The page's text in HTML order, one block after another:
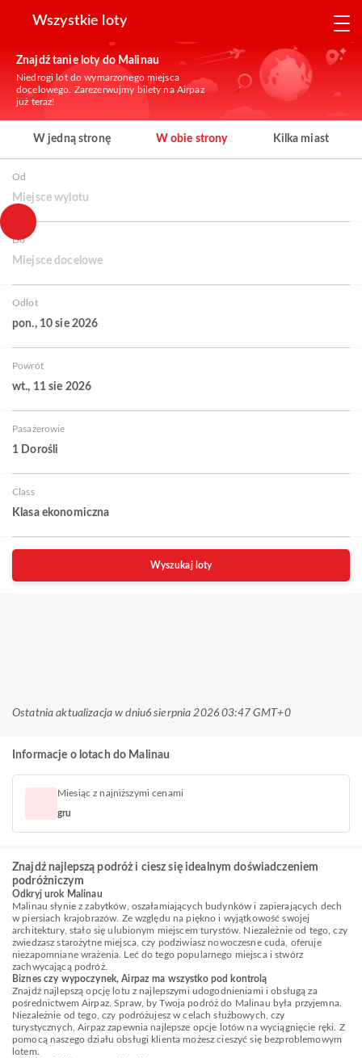
Wszystkie loty
Znajdź tanie loty do Malinau
Niedrogi lot do wymarzonego miejsca
docelowego. Zarezerwujmy bilety na Airpaz
już teraz!
W jedną stronę W obie strony Kilka miast
Od
Miejsce wylotu
Do
Miejsce docelowe
Odlot
pon., 10 sie 2026
Powrót
wt., 11 sie 2026
Pasażerowie
1 Dorośli
Class
Klasa ekonomiczna
Wyszukaj loty
Ostatnia aktualizacja w dniu6 sierpnia 2026 03:47 GMT+0
Informacje o lotach do Malinau
Miesiąc z najniższymi cenami
gru
Znajdź najlepszą podróż i ciesz się idealnym doświadczeniem
podróżniczym
Odkryj urok Malinau
Malinau słynie z zabytków, oszałamiających budynków i zapierających dech
w piersiach krajobrazów. Ze względu na piękno i wyjątkowość swojej
architektury, stało się ulubionym miejscem turystów. Niezależnie od tego, czy
zwiedzasz starożytne miejsca, czy podziwiasz nowoczesne cuda, oferuje
niezapomniane wrażenia. Leć do tego popularnego miejsca i stwórz
zachwycającą podróż.
Biznes czy wypoczynek, Airpaz ma wszystko pod kontrolą
Znajdź najlepszą opcję lotu z najlepszymi udogodnieniami i obsługą za
pośrednictwem Airpaz. Spraw, by Twoja podróż do Malinau była przyjemna.
Niezależnie od tego, czy podróżujesz w celach służbowych, czy
turystycznych, Airpaz zapewnia najlepsze opcje lotów na wyciągnięcie ręki. Z
pomocą naszego działu obsługi klienta możesz cieszyć się bezproblemowym
lotem.